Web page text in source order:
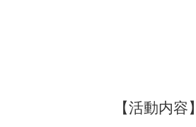
【活動内容】